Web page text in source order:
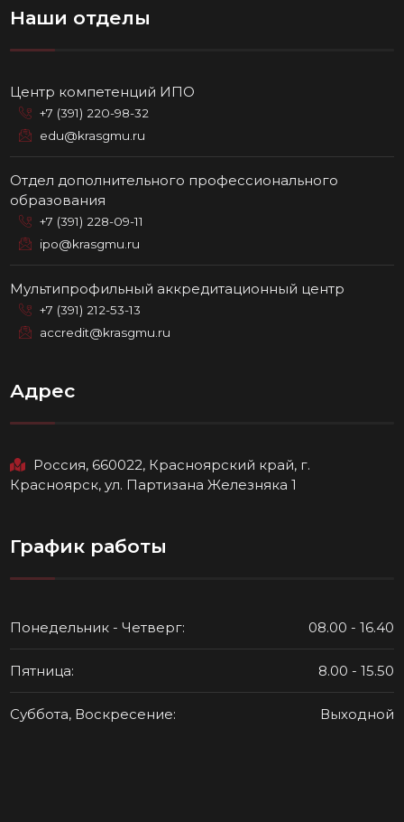
Наши отделы
Центр компетенций ИПО
+7 (391) 220-98-32
edu@krasgmu.ru
Отдел дополнительного профессионального
образования
+7 (391) 228-09-11
ipo@krasgmu.ru
Мультипрофильный аккредитационный центр
+7 (391) 212-53-13
accredit@krasgmu.ru
Адрес
Россия, 660022, Красноярский край, г.
Красноярск, ул. Партизана Железняка 1
График работы
Понедельник - Четверг: 08.00 - 16.40
Пятница: 8.00 - 15.50
Суббота, Воскресение: Выходной